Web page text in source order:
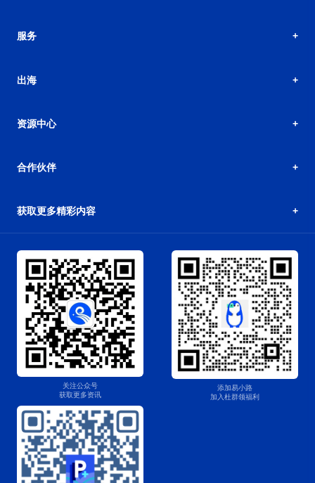
服务
出海
资源中心
合作伙伴
获取更多精彩内容
关注公众号
获取更多资讯
添加易小路
加入杜群领福利